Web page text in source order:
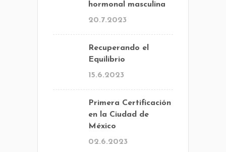
hormonal masculina
20.7.2023
Recuperando el
Equilibrio
15.6.2023
Primera Certificación
en la Ciudad de
México
02.6.2023